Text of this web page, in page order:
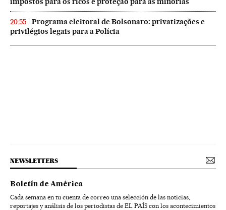
20:55
Programa eleitoral de Bolsonaro: privatizações e
privilégios legais para a Polícia
NEWSLETTERS
Boletín de América
Cada semana en tu cuenta de correo una selección de las noticias,
reportajes y análisis de los periodistas de EL PAÍS con los acontecimientos